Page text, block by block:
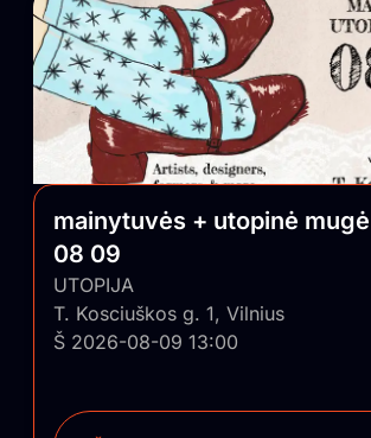
mainytuvės + utopinė mugė |
08 09
UTOPIJA
T. Kosciuškos g. 1, Vilnius
Š 2026-08-09 13:00